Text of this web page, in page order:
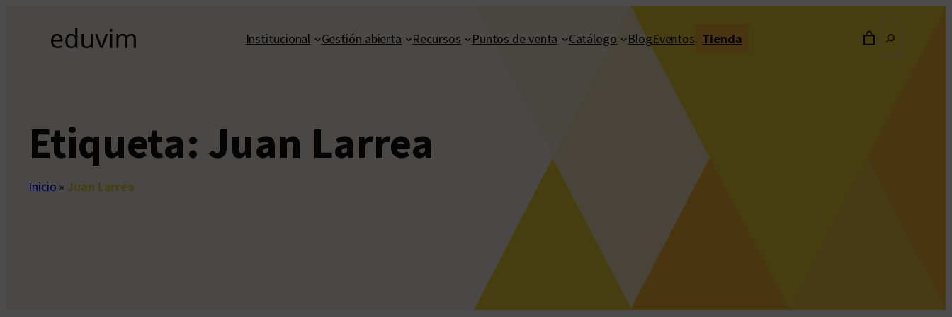
contenido
Institucional Gestión abierta Recursos Puntos de venta Catálogo BlogEventos Tienda
Etiqueta: Juan Larrea
Inicio »Juan Larrea